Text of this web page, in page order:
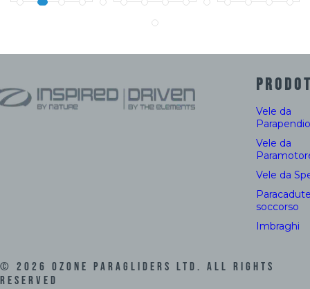
Vele da
Parapendio
Vele da
Vele da
soccorso
Imbraghi
© 2026 Ozone Paragliders LTD. All Rights
Reserved